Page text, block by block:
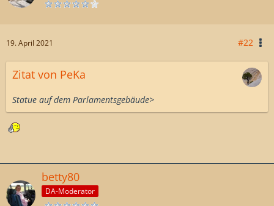
19. April 2021 #22
Zitat von PeKa
Statue auf dem Parlamentsgebäude>
betty80
DA-Moderator